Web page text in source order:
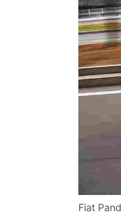
Fiat